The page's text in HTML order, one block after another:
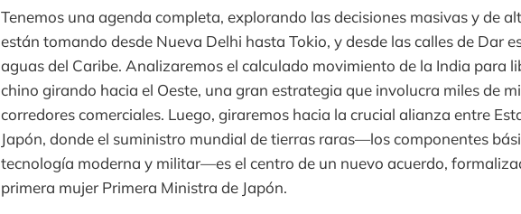
Tenemos una agenda completa, explorando las decisiones masivas y de
están tomando desde Nueva Delhi hasta Tokio, y desde las calles de Dar
aguas del Caribe. Analizaremos el calculado movimiento de la India para
chino girando hacia el Oeste, una gran estrategia que involucra miles de
corredores comerciales. Luego, giraremos hacia la crucial alianza entre
Japón, donde el suministro mundial de tierras raras—los componentes
tecnología moderna y militar—es el centro de un nuevo acuerdo,
primera mujer Primera Ministra de Japón.